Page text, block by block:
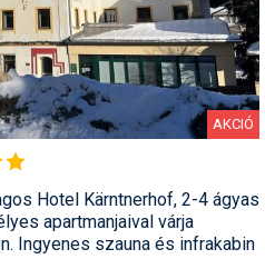
AKCIÓ
Hotel Kärntnerhof, 2-4 ágyas
apartmanjaival várja
Ingyenes szauna és infrakabin